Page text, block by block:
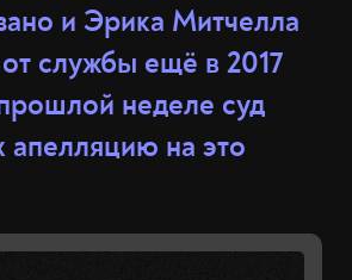
и Эрика Митчелла
службы ещё в 2017
неделе суд
апелляцию на это